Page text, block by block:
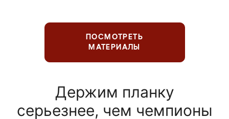
ПОСМОТРЕТЬ
МАТЕРИАЛЫ
Держим планку
серьезнее, чем чемпионы